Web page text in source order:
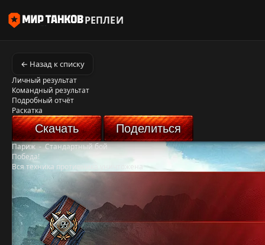
РЕПЛЕИ
← Назад к списку
Личный результат
Командный результат
Подробный отчёт
Раскатка
Скачать Поделиться
Париж-Стандартный бой
Победа!
Вся техника противника уничтожена